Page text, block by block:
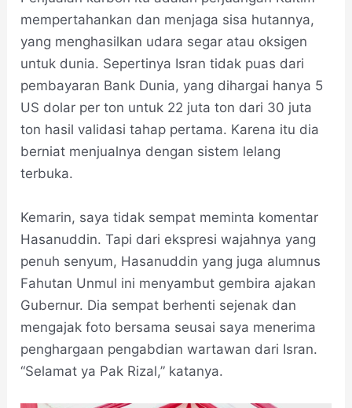
mempertahankan dan menjaga sisa hutannya,
yang menghasilkan udara segar atau oksigen
untuk dunia. Sepertinya Isran tidak puas dari
pembayaran Bank Dunia, yang dihargai hanya 5
US dolar per ton untuk 22 juta ton dari 30 juta
ton hasil validasi tahap pertama. Karena itu dia
berniat menjualnya dengan sistem lelang
terbuka.
Kemarin, saya tidak sempat meminta komentar
Hasanuddin. Tapi dari ekspresi wajahnya yang
penuh senyum, Hasanuddin yang juga alumnus
Fahutan Unmul ini menyambut gembira ajakan
Gubernur. Dia sempat berhenti sejenak dan
mengajak foto bersama seusai saya menerima
penghargaan pengabdian wartawan dari Isran.
“Selamat ya Pak Rizal,” katanya.